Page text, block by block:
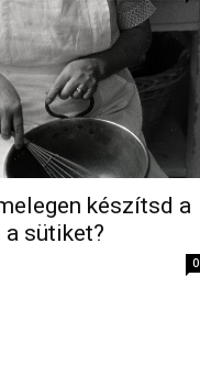
készítsd a
a sütiket?
0